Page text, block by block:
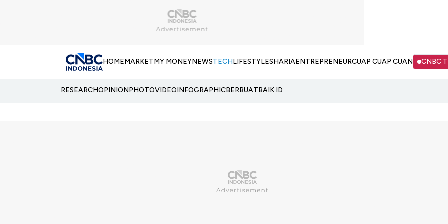
HOMEMARKETMY MONEYNEWSTECHLIFESTYLESHARIAENTREPRENEURCUAP CUAP CUAN CNBC
RESEARCHOPINIONPHOTOVIDEOINFOGRAPHICBERBUATBAIK.ID